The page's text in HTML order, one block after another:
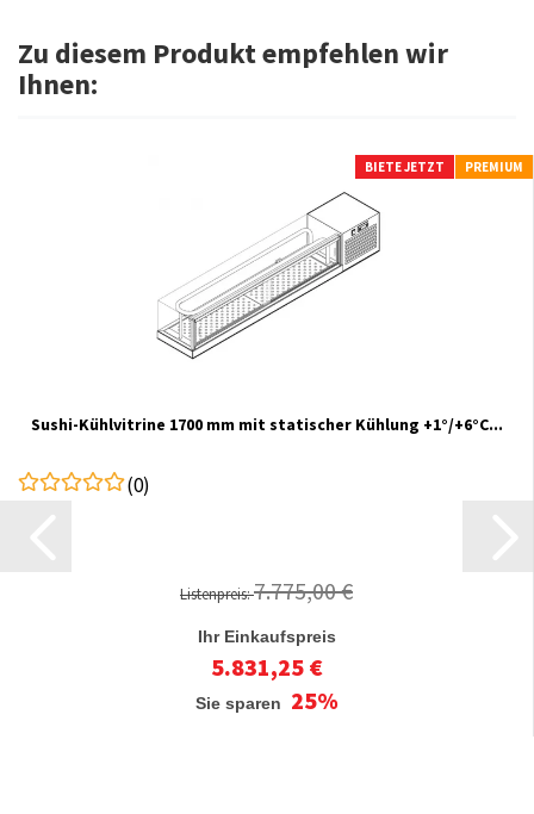
Zu diesem Produkt empfehlen wir
Ihnen:
BIETE JETZT PREMIUM
Sushi-Kühlvitrine 1700 mm mit statischer Kühlung +1°/+6°C...
(0)
Listenpreis:7.775,00 €
Ihr Einkaufspreis
5.831,25 €
Sie sparen 25%